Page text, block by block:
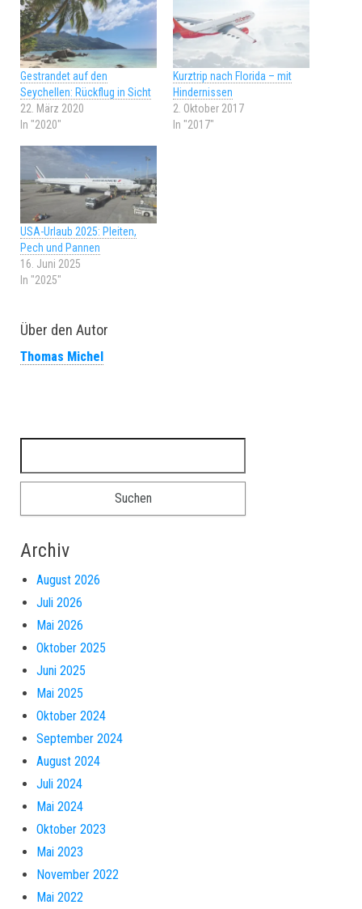
Gestrandet auf den
Seychellen: Rückflug in Sicht
22. März 2020
In "2020"
Kurztrip nach Florida – mit
Hindernissen
2. Oktober 2017
In "2017"
USA-Urlaub 2025: Pleiten,
Pech und Pannen
16. Juni 2025
In "2025"
Über den Autor
Thomas Michel
Archiv
August 2026
Juli 2026
Mai 2026
Oktober 2025
Juni 2025
Mai 2025
Oktober 2024
September 2024
August 2024
Juli 2024
Mai 2024
Oktober 2023
Mai 2023
November 2022
Mai 2022